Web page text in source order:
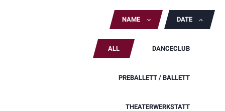
NAME DATE
ALL DANCECLUB
PREBALLETT / BALLETT
THEATERWERKSTATT